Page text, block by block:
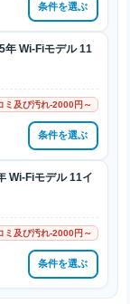
条件を選ぶ
Wi-Fiモデル 11
ミ及び汚れ-2000円～
条件を選ぶ
Wi-Fiモデル 11イ
ミ及び汚れ-2000円～
条件を選ぶ